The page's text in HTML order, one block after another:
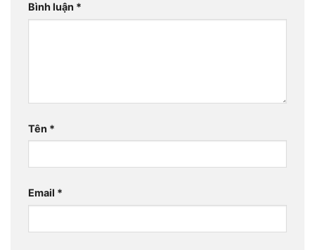
Bình luận *
Tên *
Email *